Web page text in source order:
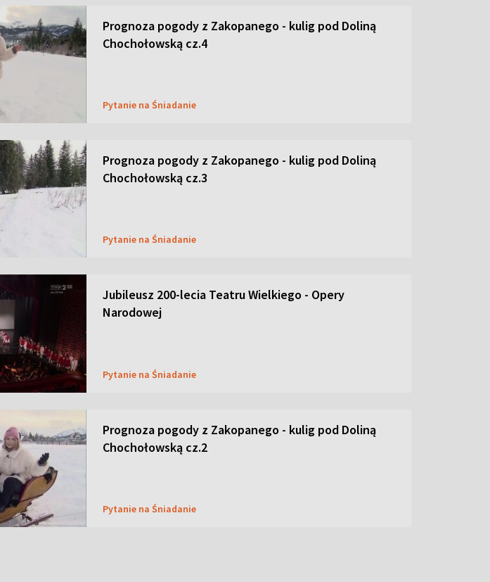
Prognoza pogody z Zakopanego - kulig pod Doliną
Chochołowską cz.4
Pytanie na Śniadanie
Prognoza pogody z Zakopanego - kulig pod Doliną
Chochołowską cz.3
Pytanie na Śniadanie
Jubileusz 200-lecia Teatru Wielkiego - Opery
Narodowej
Pytanie na Śniadanie
Prognoza pogody z Zakopanego - kulig pod Doliną
Chochołowską cz.2
Pytanie na Śniadanie